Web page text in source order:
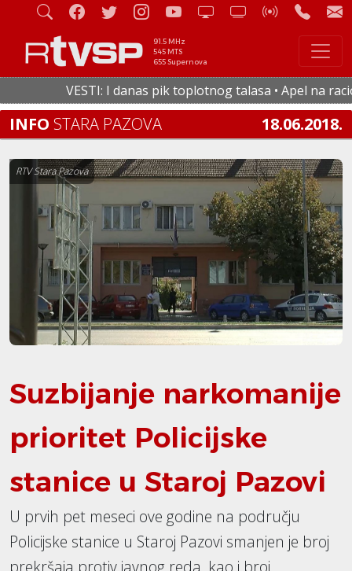
91.5 MHz
545 MTS
655 Supernova
VESTI: I danas pik toplotnog talasa • Apel na
INFO STARA PAZOVA 18.06.2018.
RTV Stara Pazova
Suzbijanje narkomanije
prioritet Policijske
stanice u Staroj Pazovi
U prvih pet meseci ove godine na području
Policijske stanice u Staroj Pazovi smanjen je broj
prekršaja protiv javnog reda, kao i broj